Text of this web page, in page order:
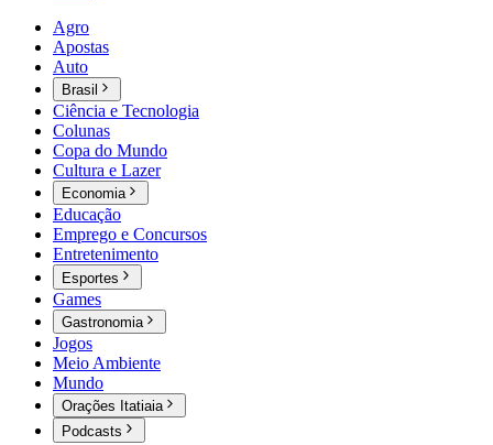
Agro
Apostas
Auto
Brasil
Ciência e Tecnologia
Colunas
Copa do Mundo
Cultura e Lazer
Economia
Educação
Emprego e Concursos
Entretenimento
Esportes
Games
Gastronomia
Jogos
Meio Ambiente
Mundo
Orações Itatiaia
Podcasts